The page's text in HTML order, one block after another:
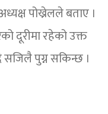
पोख्रेलले बताए ।
दूरीमा रहेको उक्त
सजिलै पुग्न सकिन्छ ।